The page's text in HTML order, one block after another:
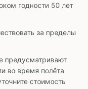
годности 50 лет
за пределы
предусматривают
во время полёта
стоимость